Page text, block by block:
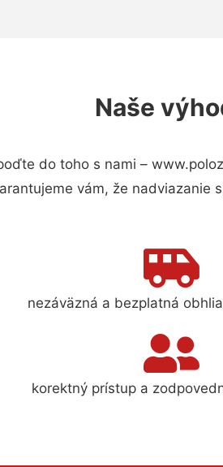
Naše
do toho s nami –
vám, že nadviazanie
nezáväzná a bezplatná
korektný prístup a